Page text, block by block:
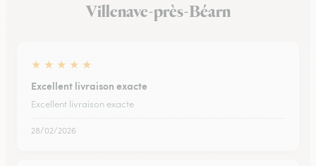
Villenave-près-Béarn
★ ★ ★ ★ ★
Excellent livraison exacte
Excellent livraison exacte
28/02/2026